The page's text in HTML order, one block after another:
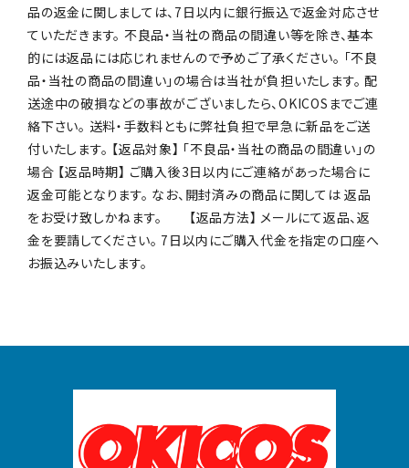
品の返金に関しましては、7日以内に銀行振込で返金対応させ
ていただきます。 不良品・当社の商品の間違い等を除き、基本
的には返品には応じれませんので予めご了承ください。 「不良
品・当社の商品の間違い」の場合は当社が負担いたします。 配
送途中の破損などの事故がございましたら、OKICOSまでご連
絡下さい。 送料・手数料ともに弊社負担で早急に新品をご送
付いたします。 【返品対象】 「不良品・当社の商品の間違い」の
場合 【返品時期】 ご購入後3日以内にご連絡があった場合に
返金可能となります。 なお、開封済みの商品に関しては 返品
をお受け致しかねます。 【返品方法】 メールにて返品、返
金を要請してください。 7日以内にご購入代金を指定の口座へ
お振込みいたします。